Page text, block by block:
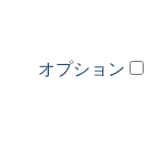
オプション